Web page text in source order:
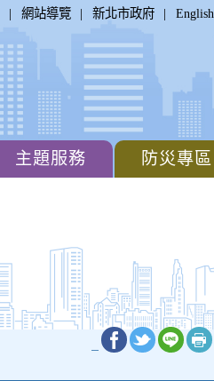
| 網站導覽 | 新北市政府 | English
主題服務 防災專區